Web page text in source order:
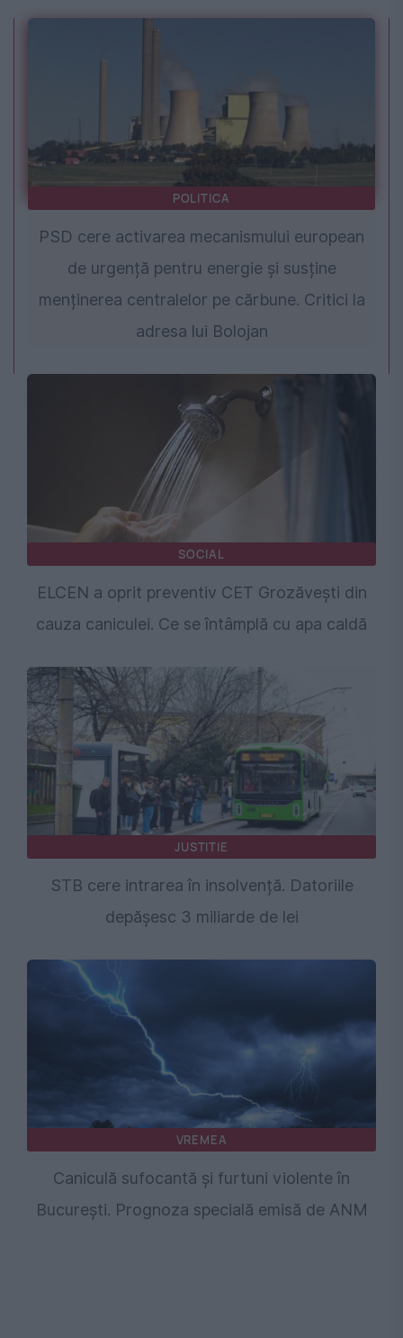
POLITICA
PSD cere activarea mecanismului european
de urgență pentru energie și susține
menținerea centralelor pe cărbune. Critici la
adresa lui Bolojan
SOCIAL
ELCEN a oprit preventiv CET Grozăveşti din
cauza caniculei. Ce se întâmplă cu apa caldă
JUSTITIE
STB cere intrarea în insolvență. Datoriile
depășesc 3 miliarde de lei
VREMEA
Caniculă sufocantă și furtuni violente în
București. Prognoza specială emisă de ANM